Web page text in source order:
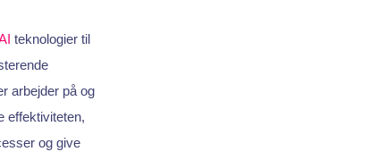
teknologier til
arbejder på og
effektiviteten,
og give